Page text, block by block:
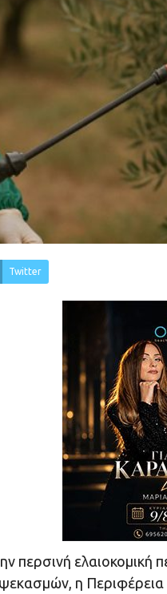
Twitter
περσινή ελαιοκομική
η Περιφέρεια